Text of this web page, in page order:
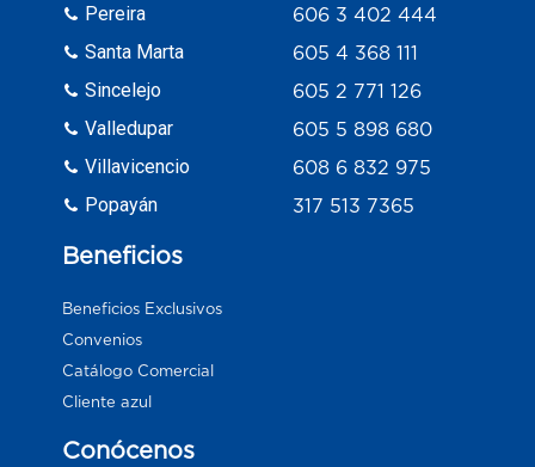
Pereira
Santa Marta
Sincelejo
Valledupar
Villavicencio
Popayán
606 3 402 444
605 4 368 111
605 2 771 126
605 5 898 680
608 6 832 975
317 513 7365
Beneficios
Beneficios Exclusivos
Convenios
Catálogo Comercial
Cliente azul
Conócenos